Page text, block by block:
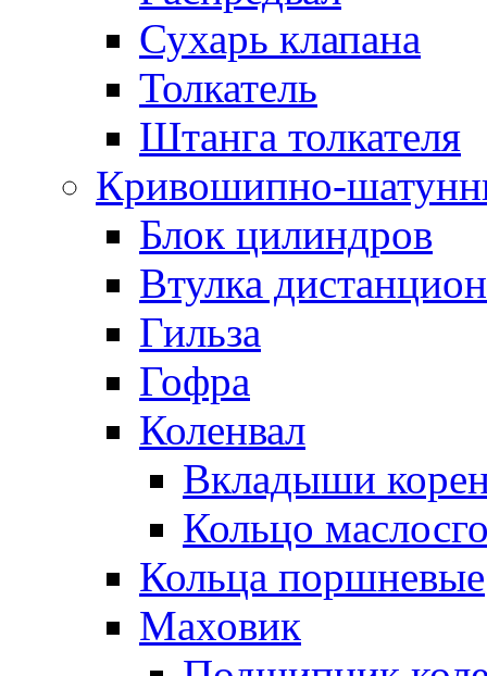
Сухарь клапана
Толкатель
Штанга толкателя
Кривошипно-
Блок цилиндров
Втулка
Гильза
Гофра
Коленвал
Вкладыши
Кольцо
Кольца поршневые
Маховик